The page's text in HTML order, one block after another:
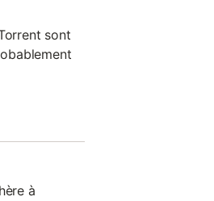
sont
à